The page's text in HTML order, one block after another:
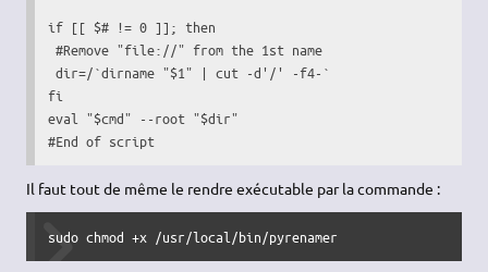
if [[ $# != 0 ]] ; then
#Remove "file://" from the 1st name
dir=/`dirname "$1" | cut -d '/' -f4- `
fi
eval
"$cmd" --root "$dir"
#End of script
Il faut tout de même le rendre exécutable par la commande :
sudo chmod +x /usr/local/bin/pyrenamer